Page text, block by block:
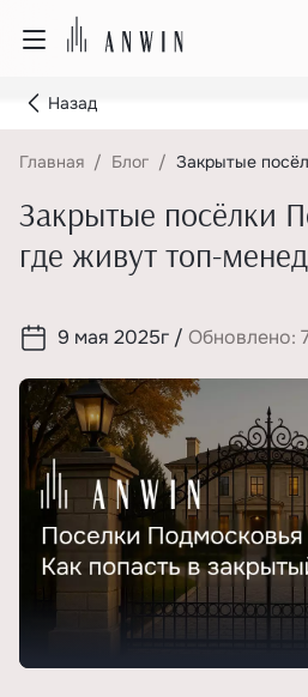
Назад
Главная Блог Закрытые
Закрытые посёлки
где живут топ-
9 мая 2025г / Обновлено: